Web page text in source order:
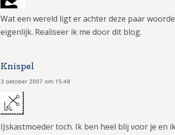
Wat een wereld ligt er achter deze paar
eigenlijk. Realiseer ik me door dit blog.
Knispel
3 oktober 2007 om 15:48
IJskastmoeder toch. Ik ben heel blij voor je en